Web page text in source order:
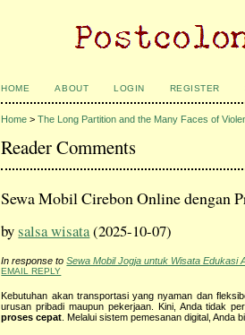
HOME ABOUT LOGIN REGISTER
Home >The Long Partition and the Many Faces of
Reader Comments
Sewa Mobil Cirebon Online dengan
bysalsa wisata(2025-10-07)
In response toSewa Mobil Jogja untuk Wisata Edukasi
EMAIL REPLY
Kebutuhan akan transportasi yang nyaman dan
urusan pribadi maupun pekerjaan. Kini, Anda tidak
proses cepat . Melalui sistem pemesanan digital,